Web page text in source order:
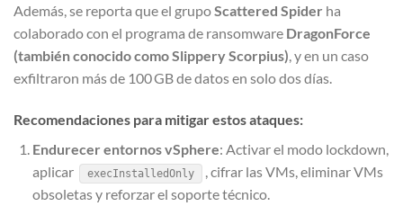
Además, se reporta que el grupoScattered Spider ha
colaborado con el programa de ransomware DragonForce
(también conocido como Slippery Scorpius), y en un caso
exfiltraron más de 100 GB de datos en solo dos días.
Recomendaciones para mitigar estos ataques:
Endurecer entornos vSphere: Activar el modo lockdown,
aplicar
execInstalledOnly
, cifrar las VMs, eliminar VMs
obsoletas y reforzar el soporte técnico.